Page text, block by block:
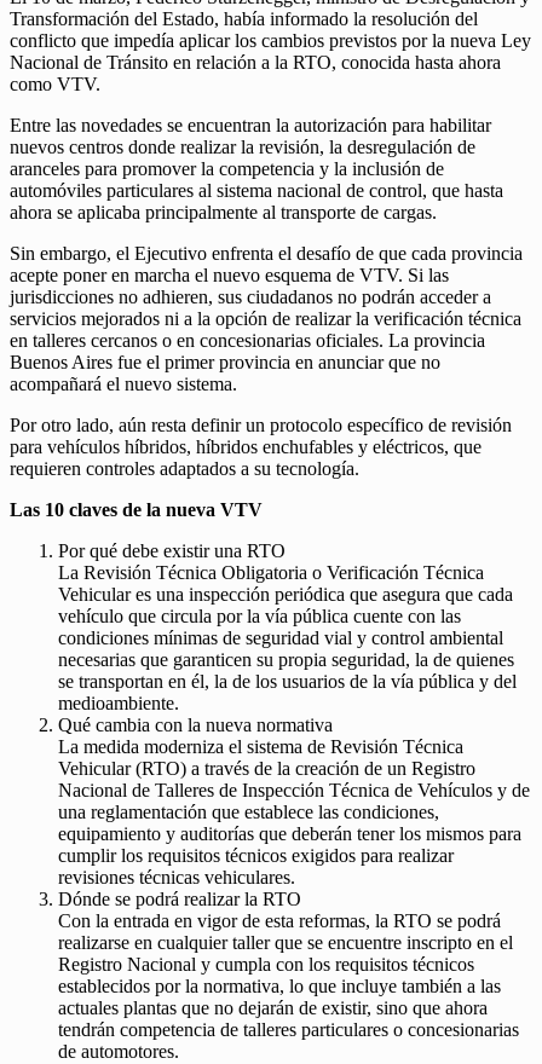
Transformación del Estado, había informado la resolución del
conflicto que impedía aplicar los cambios previstos por la nueva Ley
Nacional de Tránsito en relación a la RTO, conocida hasta ahora
como VTV.
Entre las novedades se encuentran la autorización para habilitar
nuevos centros donde realizar la revisión, la desregulación de
aranceles para promover la competencia y la inclusión de
automóviles particulares al sistema nacional de control, que hasta
ahora se aplicaba principalmente al transporte de cargas.
Sin embargo, el Ejecutivo enfrenta el desafío de que cada provincia
acepte poner en marcha el nuevo esquema de VTV. Si las
jurisdicciones no adhieren, sus ciudadanos no podrán acceder a
servicios mejorados ni a la opción de realizar la verificación técnica
en talleres cercanos o en concesionarias oficiales. La provincia
Buenos Aires fue el primer provincia en anunciar que no
acompañará el nuevo sistema.
Por otro lado, aún resta definir un protocolo específico de revisión
para vehículos híbridos, híbridos enchufables y eléctricos, que
requieren controles adaptados a su tecnología.
Las 10 claves de la nueva VTV
Por qué debe existir una RTO
La Revisión Técnica Obligatoria o Verificación Técnica
Vehicular es una inspección periódica que asegura que cada
vehículo que circula por la vía pública cuente con las
condiciones mínimas de seguridad vial y control ambiental
necesarias que garanticen su propia seguridad, la de quienes
se transportan en él, la de los usuarios de la vía pública y del
medioambiente.
Qué cambia con la nueva normativa
La medida moderniza el sistema de Revisión Técnica
Vehicular (RTO) a través de la creación de un Registro
Nacional de Talleres de Inspección Técnica de Vehículos y de
una reglamentación que establece las condiciones,
equipamiento y auditorías que deberán tener los mismos para
cumplir los requisitos técnicos exigidos para realizar
revisiones técnicas vehiculares.
Dónde se podrá realizar la RTO
Con la entrada en vigor de esta reformas, la RTO se podrá
realizarse en cualquier taller que se encuentre inscripto en el
Registro Nacional y cumpla con los requisitos técnicos
establecidos por la normativa, lo que incluye también a las
actuales plantas que no dejarán de existir, sino que ahora
tendrán competencia de talleres particulares o concesionarias
de automotores.